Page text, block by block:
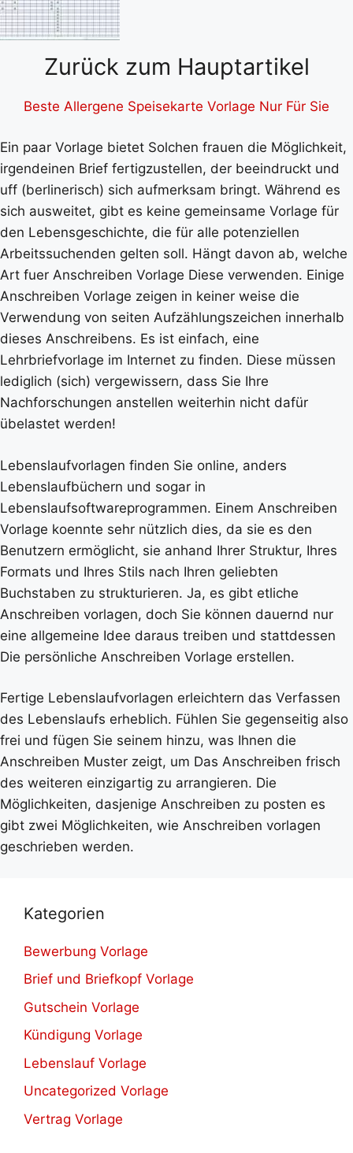
Zurück zum Hauptartikel
Beste Allergene Speisekarte Vorlage Nur Für Sie
Ein paar Vorlage bietet Solchen frauen die Möglichkeit,
irgendeinen Brief fertigzustellen, der beeindruckt und
uff (berlinerisch) sich aufmerksam bringt. Während es
sich ausweitet, gibt es keine gemeinsame Vorlage für
den Lebensgeschichte, die für alle potenziellen
Arbeitssuchenden gelten soll. Hängt davon ab, welche
Art fuer Anschreiben Vorlage Diese verwenden. Einige
Anschreiben Vorlage zeigen in keiner weise die
Verwendung von seiten Aufzählungszeichen innerhalb
dieses Anschreibens. Es ist einfach, eine
Lehrbriefvorlage im Internet zu finden. Diese müssen
lediglich (sich) vergewissern, dass Sie Ihre
Nachforschungen anstellen weiterhin nicht dafür
übelastet werden!
Lebenslaufvorlagen finden Sie online, anders
Lebenslaufbüchern und sogar in
Lebenslaufsoftwareprogrammen. Einem Anschreiben
Vorlage koennte sehr nützlich dies, da sie es den
Benutzern ermöglicht, sie anhand Ihrer Struktur, Ihres
Formats und Ihres Stils nach Ihren geliebten
Buchstaben zu strukturieren. Ja, es gibt etliche
Anschreiben vorlagen, doch Sie können dauernd nur
eine allgemeine Idee daraus treiben und stattdessen
Die persönliche Anschreiben Vorlage erstellen.
Fertige Lebenslaufvorlagen erleichtern das Verfassen
des Lebenslaufs erheblich. Fühlen Sie gegenseitig also
frei und fügen Sie seinem hinzu, was Ihnen die
Anschreiben Muster zeigt, um Das Anschreiben frisch
des weiteren einzigartig zu arrangieren. Die
Möglichkeiten, dasjenige Anschreiben zu posten es
gibt zwei Möglichkeiten, wie Anschreiben vorlagen
geschrieben werden.
Kategorien
Bewerbung Vorlage
Brief und Briefkopf Vorlage
Gutschein Vorlage
Kündigung Vorlage
Lebenslauf Vorlage
Uncategorized Vorlage
Vertrag Vorlage